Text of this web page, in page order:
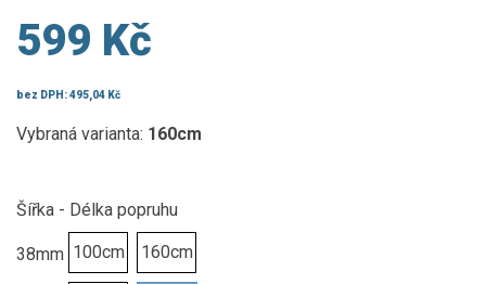
599 Kč
bez DPH:495,04 Kč
Vybraná varianta: 160cm
Šířka - Délka popruhu
38mm 100cm 160cm